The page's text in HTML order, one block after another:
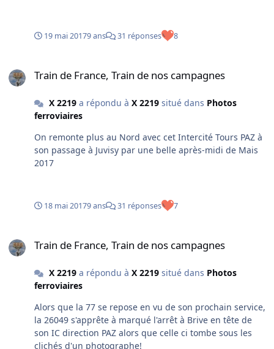
19 mai 20179 ans 31 réponses 8
Train de France, Train de nos campagnes
X 2219a répondu à X 2219situé dans Photos
ferroviaires
On remonte plus au Nord avec cet Intercité Tours PAZ à
son passage à Juvisy par une belle après-midi de Mais
2017
18 mai 20179 ans 31 réponses 7
Train de France, Train de nos campagnes
X 2219a répondu à X 2219situé dans Photos
ferroviaires
Alors que la 77 se repose en vu de son prochain service,
la 26049 s'apprête à marqué l'arrêt à Brive en tête de
son IC direction PAZ alors que celle ci tombe sous les
clichés d'un photographe!